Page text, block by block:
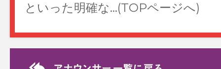
く、履くとペン…(TOPページへ)
Relay Essay リレー